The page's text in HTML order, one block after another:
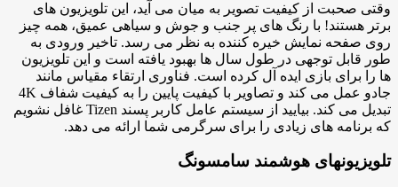
وقتی صحبت از کیفیت تصویر به میان می آید، این تلویزیون های
برتر هستند! با رنگ های پر جنب و جوش و سیاهی عمیق، همه چیز
روی صفحه نمایش خیره کننده به نظر می رسد. تاخیر ورودی به
طور قابل توجهی در طول سال ها بهبود یافته است و این تلویزیون
ها را برای بازی ایده آل کرده است. فناوری ارتقاء مقیاس مانند
جادو عمل می کند و تصاویر با کیفیت پایین را به کیفیت شفاف 4K
تبدیل می کند. بیایید از سیستم عامل کاربر پسند Tizen غافل نشویم
که برنامه های زیادی را برای سرگرمی شما ارائه می دهد.
تلویزیونهای هوشمند سامسونگ